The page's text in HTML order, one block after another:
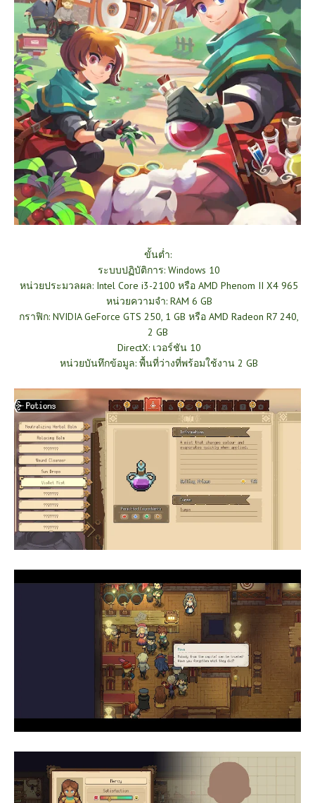
ขั้นต่ำ:
ระบบปฏิบัติการ: Windows 10
หน่วยประมวลผล: Intel Core i3-2100 หรือ AMD Phenom II X4 965
หน่วยความจำ: RAM 6 GB
กราฟิก: NVIDIA GeForce GTS 250, 1 GB หรือ AMD Radeon R7 240,
2 GB
DirectX: เวอร์ชัน 10
หน่วยบันทึกข้อมูล: พื้นที่ว่างที่พร้อมใช้งาน 2 GB